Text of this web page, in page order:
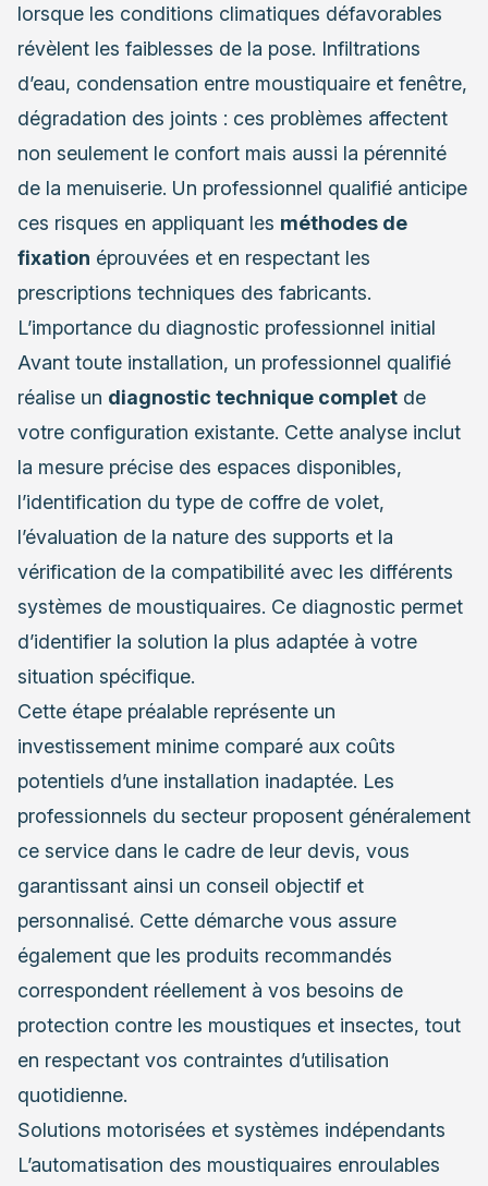
lorsque les conditions climatiques défavorables
révèlent les faiblesses de la pose. Infiltrations
d’eau, condensation entre moustiquaire et fenêtre,
dégradation des joints : ces problèmes affectent
non seulement le confort mais aussi la pérennité
de la menuiserie. Un professionnel qualifié anticipe
ces risques en appliquant les méthodes de
fixation éprouvées et en respectant les
prescriptions techniques des fabricants.
L’importance du diagnostic professionnel initial
Avant toute installation, un professionnel qualifié
réalise un diagnostic technique complet de
votre configuration existante. Cette analyse inclut
la mesure précise des espaces disponibles,
l’identification du type de coffre de volet,
l’évaluation de la nature des supports et la
vérification de la compatibilité avec les différents
systèmes de moustiquaires. Ce diagnostic permet
d’identifier la solution la plus adaptée à votre
situation spécifique.
Cette étape préalable représente un
investissement minime comparé aux coûts
potentiels d’une installation inadaptée. Les
professionnels du secteur proposent généralement
ce service dans le cadre de leur devis, vous
garantissant ainsi un conseil objectif et
personnalisé. Cette démarche vous assure
également que les produits recommandés
correspondent réellement à vos besoins de
protection contre les moustiques et insectes, tout
en respectant vos contraintes d’utilisation
quotidienne.
Solutions motorisées et systèmes indépendants
L’automatisation des moustiquaires enroulables